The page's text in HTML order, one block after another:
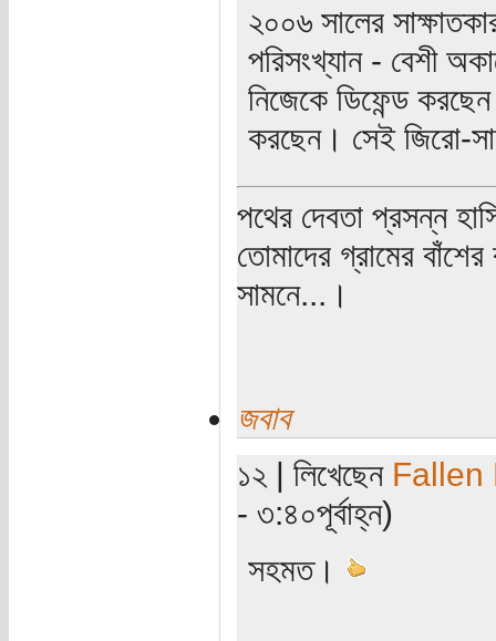
২০০৬ সালের
পরিসংখ্যান - বেশী
নিজেকে ডিফেন্ড
করছেন। সেই জিরো-
পথের দেবতা প্রসন্ন
তোমাদের গ্রামের
সামনে...।
জবাব
১২ | লিখেছেন Fallen
- ৩:৪০পূর্বাহ্ন)
সহমত।